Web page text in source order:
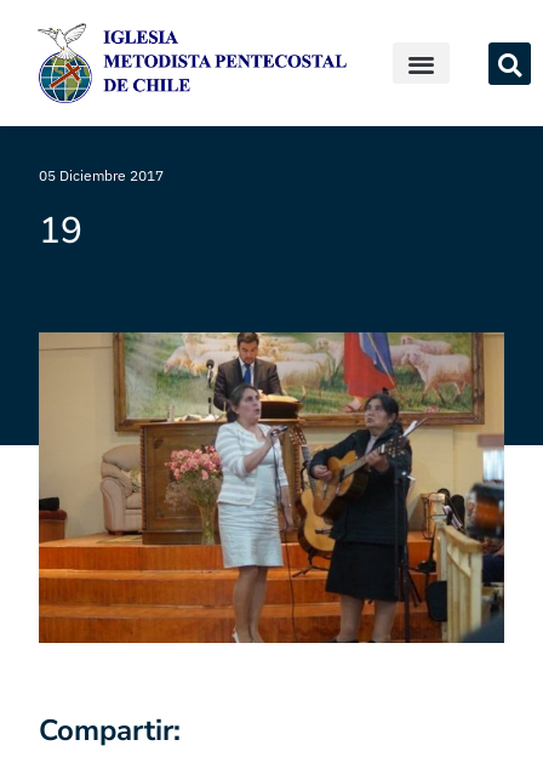
05 Diciembre 2017
19
Compartir: